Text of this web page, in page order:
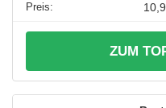
ZUM